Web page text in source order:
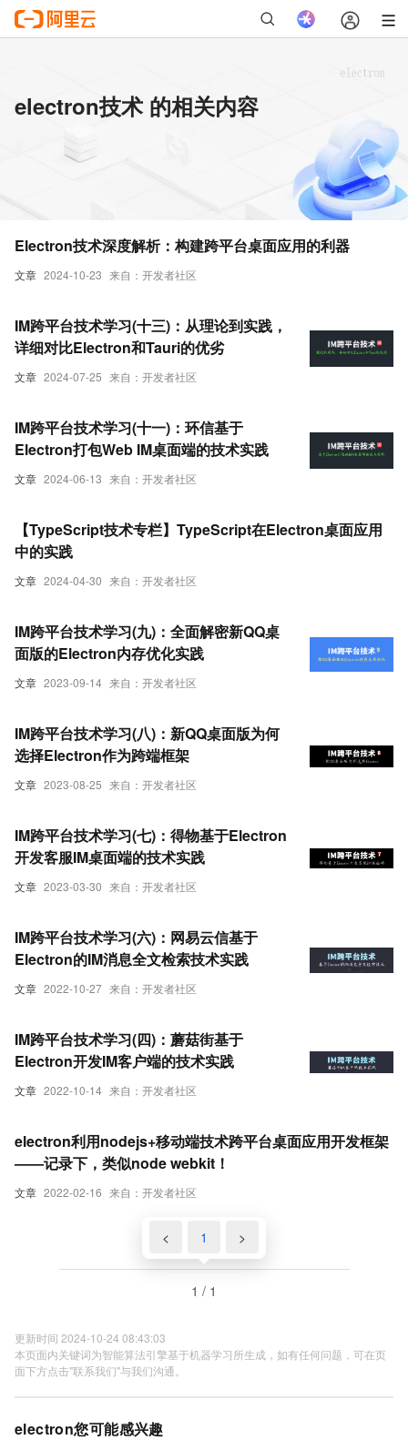
electron技术 的相关内容
文章 2024-10-23 来自：开发者社区
Electron技术深度解析：构建跨平台桌面应用的利器
文章 2024-07-25 来自：开发者社区
IM跨平台技术学习(十三)：从理论到实践，
详细对比Electron和Tauri的优劣
文章 2024-06-13 来自：开发者社区
IM跨平台技术学习(十一)：环信基于
Electron打包Web IM桌面端的技术实践
文章 2024-04-30 来自：开发者社区
【TypeScript技术专栏】TypeScript在Electron桌面应用
中的实践
文章 2023-09-14 来自：开发者社区
IM跨平台技术学习(九)：全面解密新QQ桌
面版的Electron内存优化实践
文章 2023-08-25 来自：开发者社区
IM跨平台技术学习(八)：新QQ桌面版为何
选择Electron作为跨端框架
文章 2023-03-30 来自：开发者社区
IM跨平台技术学习(七)：得物基于Electron
开发客服IM桌面端的技术实践
文章 2022-10-27 来自：开发者社区
IM跨平台技术学习(六)：网易云信基于
Electron的IM消息全文检索技术实践
文章 2022-10-14 来自：开发者社区
IM跨平台技术学习(四)：蘑菇街基于
Electron开发IM客户端的技术实践
文章 2022-02-16 来自：开发者社区
electron利用nodejs+移动端技术跨平台桌面应用开发框架
——记录下，类似node webkit！
< 1 >
1 / 1
更新时间 2024-10-24 08:43:03
本页面内关键词为智能算法引擎基于机器学习所生成，如有任何问题，可在页
面下方点击"联系我们"与我们沟通。
electron您可能感兴趣